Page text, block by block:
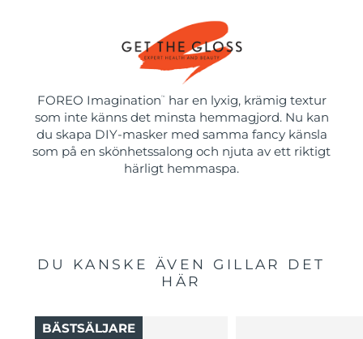
FOREO Imagination ™
har en lyxig, krämig textur
som inte känns det minsta hemmagjord. Nu kan
du skapa DIY-masker med samma fancy känsla
som på en skönhetssalong och njuta av ett riktigt
härligt hemmaspa.
DU KANSKE ÄVEN GILLAR DET
HÄR
BÄSTSÄLJARE